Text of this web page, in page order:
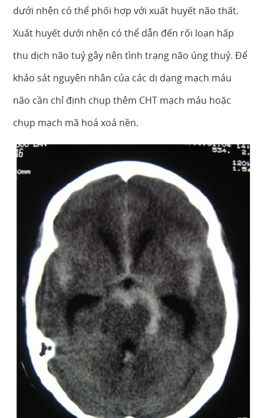
dưới nhện có thể phối hợp với xuất huyết não thất.
Xuất huyết dưới nhện có thể dẫn đến rối loạn hấp
thu dịch não tuỷ gây nên tình trạng não úng thuỷ. Để
khảo sát nguyên nhân của các dị dạng mạch máu
não cần chỉ định chụp thêm CHT mạch máu hoặc
chụp mạch mã hoá xoá nền.